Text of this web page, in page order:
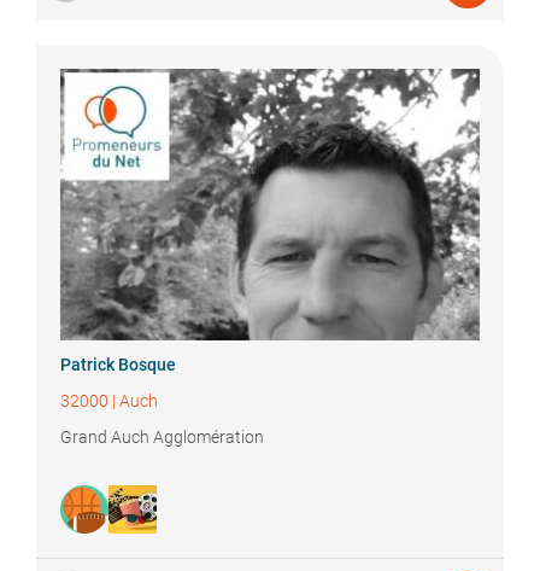
Patrick Bosque
32000 | Auch
Grand Auch Agglomération